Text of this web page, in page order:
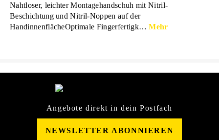
Nahtloser, leichter Montagehandschuh mit Nitril-
Beschichtung und Nitril-Noppen auf der
HandinnenflächeOptimale Fingerfertigk…Mehr
Angebote direkt in dein Postfach
NEWSLETTER ABONNIEREN